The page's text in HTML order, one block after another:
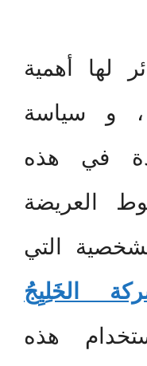
لها أهمية
، و سياسة
في هذه
العريضة
التي
الخَلِيِجُ
هذه